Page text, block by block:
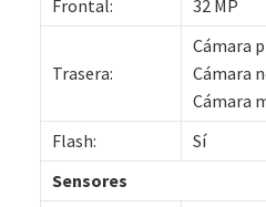
Frontal:
32 MP
Trasera:
Cámara
Cámara
Cámara
Flash:
Sí
Sensores